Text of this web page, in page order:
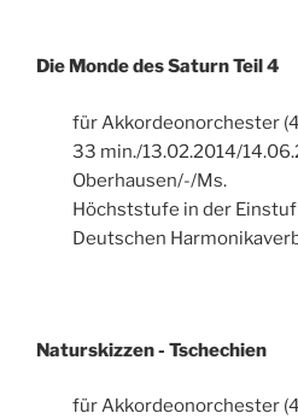
Die Monde des Saturn Teil 4
für Akkordeonorchester
33 min./13.02.2014/
Oberhausen/-/Ms.
Höchststufe in der
Deutschen
Naturskizzen - Tschechien
für Akkordeonorchester